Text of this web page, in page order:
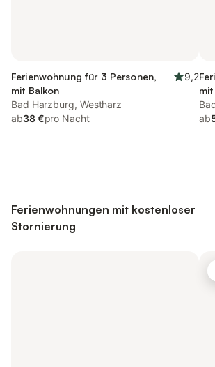
Ferienwohnung für 3 Personen,
mit Balkon
9,2
Bad Harzburg, Westharz
ab38 €pro Nacht
ab
Ferienwohnungen mit kostenloser
Stornierung